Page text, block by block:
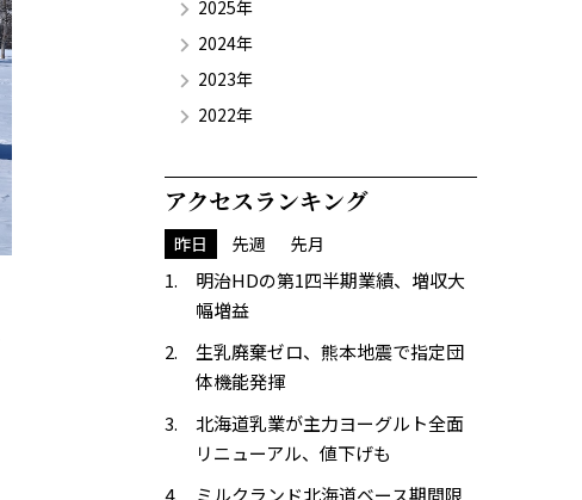
2025年
2024年
2023年
2022年
アクセスランキング
昨日 先週 先月
明治HDの第1四半期業績、増収大
幅増益
生乳廃棄ゼロ、熊本地震で指定団
体機能発揮
北海道乳業が主力ヨーグルト全面
リニューアル、値下げも
ミルクランド北海道ベース期間限